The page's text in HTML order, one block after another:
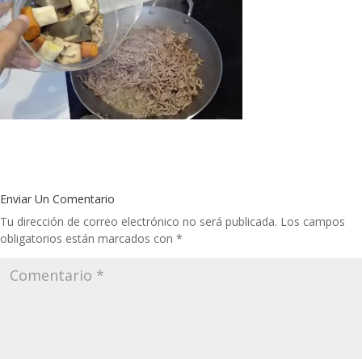
Enviar Un Comentario
Tu dirección de correo electrónico no será publicada. Los campos
obligatorios están marcados con *